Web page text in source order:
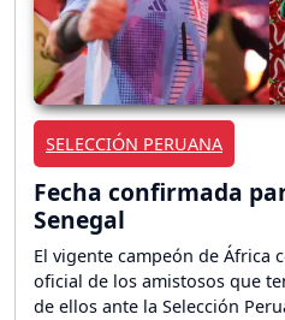
SELECCIÓN PERUANA
Fecha confirmada
Senegal
El vigente campeón de África
oficial de los amistosos que
de ellos ante la Selección